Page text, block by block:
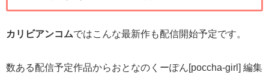
カリビアンコムではこんな最新作も配信開始予定です。
数ある配信予定作品からおとなのくーぽん[poccha-girl] 編集